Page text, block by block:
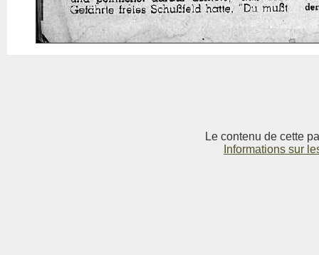
Le contenu de cette
Informations sur